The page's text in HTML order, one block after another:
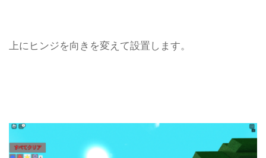
上にヒンジを向きを変えて設置します。